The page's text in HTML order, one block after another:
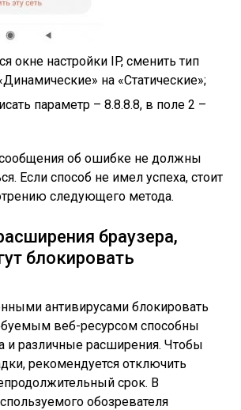
окне настройки IP, сменить тип
на «Статические»;
параметр – 8.8.8.8, в поле 2 –
об ошибке не должны
Если способ не имел успеха, стоит
следующего метода.
браузера,
блокировать
антивирусами блокировать
веб-ресурсом способны
и различные расширения. Чтобы
рекомендуется отключить
срок. В
обозревателя